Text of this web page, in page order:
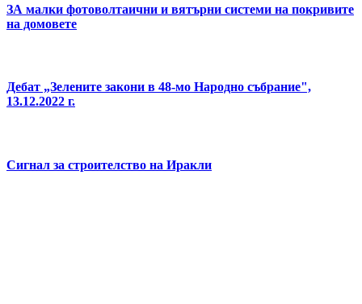
ЗА малки фотоволтаични и вятърни системи на покривите
на домовете
Дебат „Зелените закони в 48-мо Народно събрание",
13.12.2022 г.
Сигнал за строителство на Иракли